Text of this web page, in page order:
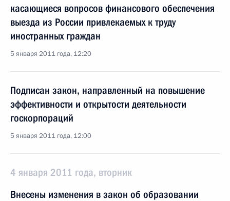
касающиеся вопросов финансового обеспечения
выезда из России привлекаемых к труду
иностранных граждан
5 января 2011 года, 12:20
Подписан закон, направленный на повышение
эффективности и открытости деятельности
госкорпораций
5 января 2011 года, 12:00
4 января 2011 года, вторник
Внесены изменения в закон об образовании